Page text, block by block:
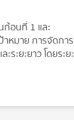
ก้อนที่ 1 และ
หมาย การจัดการ
ระยะยาว โดยระยะ
น เป็นต้น การ
ตราสารหนี้หรือ